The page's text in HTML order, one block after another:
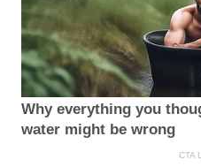
Why everything you
water might be wrong
CTA